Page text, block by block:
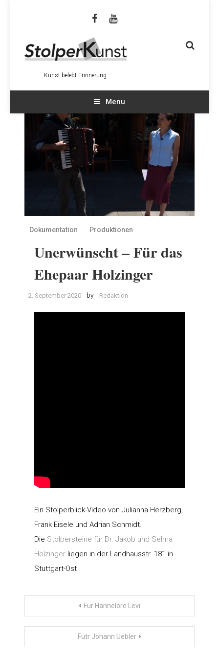
Kunst belebt Erinnerung
Menu
Dokumentation Produktionen
Unerwünscht – Für das
Ehepaar Holzinger
2. September 2020 by Redaktion
Ein Stolperblick-Video von Julianna Herzberg,
Frank Eisele und Adrian Schmidt.
Die Stolpersteine für Dr. Jakob und Selma
Holzinger liegen in der Landhausstr. 181 in
Stuttgart-Ost
Beitragsnavigation
Für Hannelore Levi
Fütr Johann Uebler